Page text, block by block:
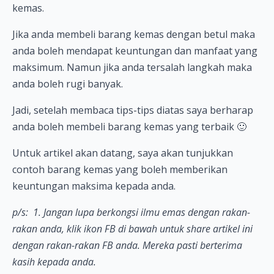
kemas.
Jika anda membeli barang kemas dengan betul maka
anda boleh mendapat keuntungan dan manfaat yang
maksimum. Namun jika anda tersalah langkah maka
anda boleh rugi banyak.
Jadi, setelah membaca tips-tips diatas saya berharap
anda boleh membeli barang kemas yang terbaik 🙂
Untuk artikel akan datang, saya akan tunjukkan
contoh barang kemas yang boleh memberikan
keuntungan maksima kepada anda.
p/s: 1. Jangan lupa berkongsi ilmu emas dengan rakan-
rakan anda, klik ikon FB di bawah untuk share artikel ini
dengan rakan-rakan FB anda. Mereka pasti berterima
kasih kepada anda.